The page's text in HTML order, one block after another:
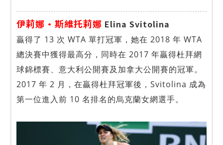
伊莉娜·斯維托莉娜 Elina Svitolina
贏得了 13 次 WTA 單打冠軍，她在 2018 年 WTA
總決賽中獲得最高分，同時在 2017 年贏得杜拜網
球錦標賽、意大利公開賽及加拿大公開賽的冠軍。
2017 年 2 月，在贏得杜拜冠軍後，Svitolina 成為
第一位進入前 10 名排名的烏克蘭女網選手。